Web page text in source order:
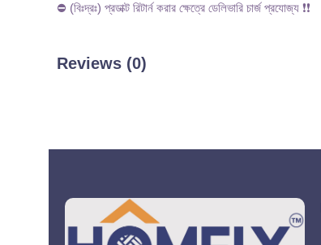
⛔ (বিঃদ্রঃ) প্রডাক্ট রিটার্ন করার ক্ষেত্রে ডেলিভারি চার্জ প্রযোজ্য ❗❗
Reviews (0)